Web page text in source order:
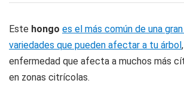
Este hongo es el más común de una
variedades que pueden afectar a tu árbol
enfermedad que afecta a muchos más
en zonas citrícolas.